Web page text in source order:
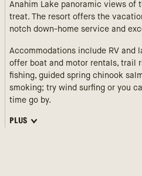
Anahim Lake panoramic views of
treat. The resort offers the
notch down-home service and
Accommodations include RV and
offer boat and motor rentals, trail
fishing, guided spring chinook
smoking; try wind surfing or you
time go by.
PLUS